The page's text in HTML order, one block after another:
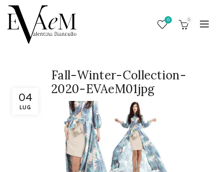
0 0
04
LUG
Fall-Winter-Collection-
2020-EVAeM01jpg